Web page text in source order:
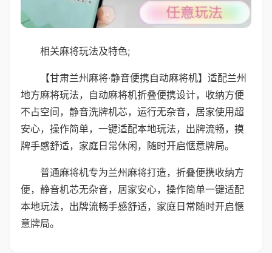
相关麻将玩法及特色;
【甘肃兰州麻将·静音便携自动麻将机】适配兰州
地方麻将玩法，自动麻将机折叠便携设计，收纳方便
不占空间，静音洗牌机芯，运行无杂音，居家使用超
安心，操作简单，一键适配本地玩法，出牌流畅，摸
牌手感舒适，家庭日常休闲，随时开启惬意牌局。
普通麻将机专为兰州麻将打造，折叠便携收纳方
便，静音机芯无杂音，居家安心，操作简单一键适配
本地玩法，出牌流畅手感舒适，家庭日常随时开启惬
意牌局。